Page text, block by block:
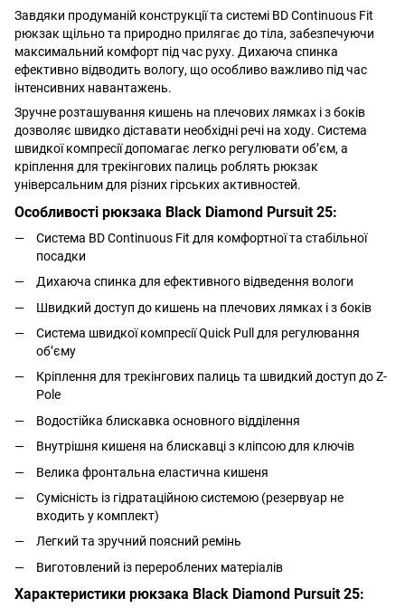
Завдяки продуманій конструкції та системі BD Continuous Fit
рюкзак щільно та природно прилягає до тіла, забезпечуючи
максимальний комфорт під час руху. Дихаюча спинка
ефективно відводить вологу, що особливо важливо під час
інтенсивних навантажень.
Зручне розташування кишень на плечових лямках і з боків
дозволяє швидко діставати необхідні речі на ходу. Система
швидкої компресії допомагає легко регулювати об’єм, а
кріплення для трекінгових палиць роблять рюкзак
універсальним для різних гірських активностей.
Особливості рюкзака Black Diamond Pursuit 25:
Система BD Continuous Fit для комфортної та стабільної
посадки
Дихаюча спинка для ефективного відведення вологи
Швидкий доступ до кишень на плечових лямках і з боків
Система швидкої компресії Quick Pull для регулювання
об’єму
Кріплення для трекінгових палиць та швидкий доступ до Z-
Pole
Водостійка блискавка основного відділення
Внутрішня кишеня на блискавці з кліпсою для ключів
Велика фронтальна еластична кишеня
Сумісність із гідратаційною системою (резервуар не
входить у комплект)
Легкий та зручний поясний ремінь
Виготовлений із перероблених матеріалів
Характеристики рюкзака Black Diamond Pursuit 25: